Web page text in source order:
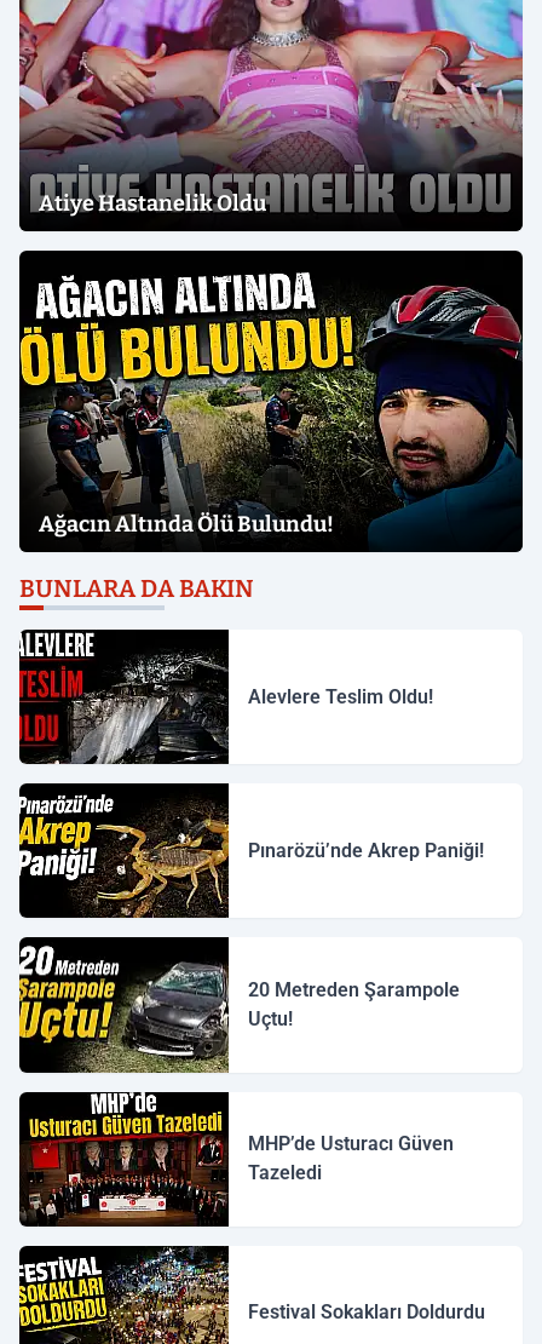
Atiye Hastanelik Oldu
Ağacın Altında Ölü Bulundu!
BUNLARA DA BAKIN
Alevlere Teslim Oldu!
Pınarözü’nde Akrep Paniği!
20 Metreden Şarampole
Uçtu!
MHP’de Usturacı Güven
Tazeledi
Festival Sokakları Doldurdu